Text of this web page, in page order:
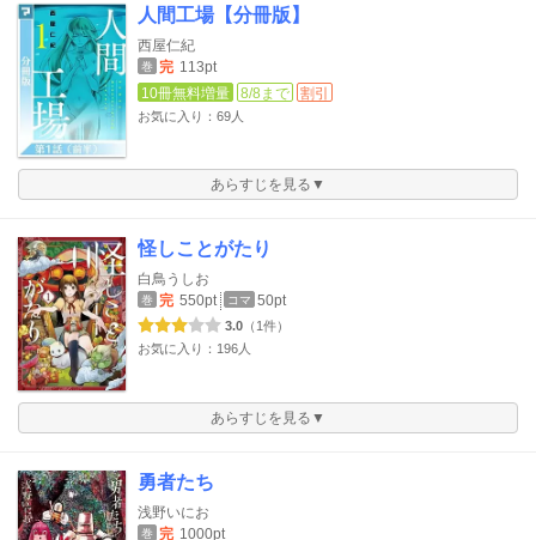
人間工場【分冊版】
西屋仁紀
巻 完 113pt
10冊無料増量
8/8まで 割引
お気に入り：69人
あらすじを見る▼
怪しことがたり
白鳥うしお
巻 完 550pt コマ 50pt
3.0 （1件）
お気に入り：196人
あらすじを見る▼
勇者たち
浅野いにお
巻 完 1000pt